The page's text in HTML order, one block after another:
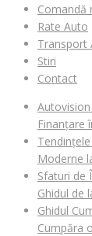
Comandă
Rate Auto
Transport
Stiri
Contact
Finanțare
Moderne
Sfaturi de
Ghidul de
Ghidul
Cumpăra